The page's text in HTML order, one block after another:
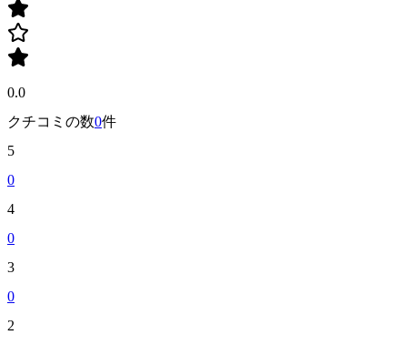
0.0
クチコミの数0件
5
0
4
0
3
0
2